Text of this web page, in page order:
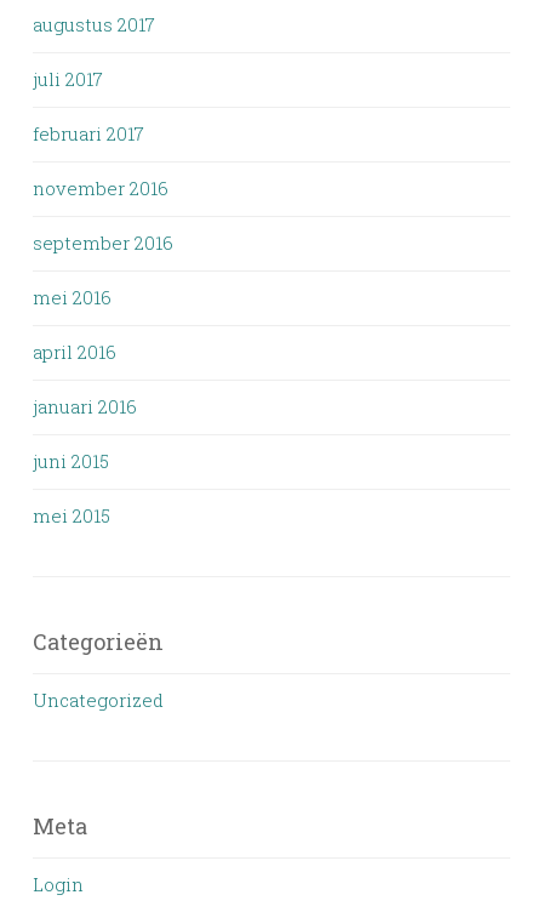
augustus 2017
juli 2017
februari 2017
november 2016
september 2016
mei 2016
april 2016
januari 2016
juni 2015
mei 2015
Categorieën
Uncategorized
Meta
Login